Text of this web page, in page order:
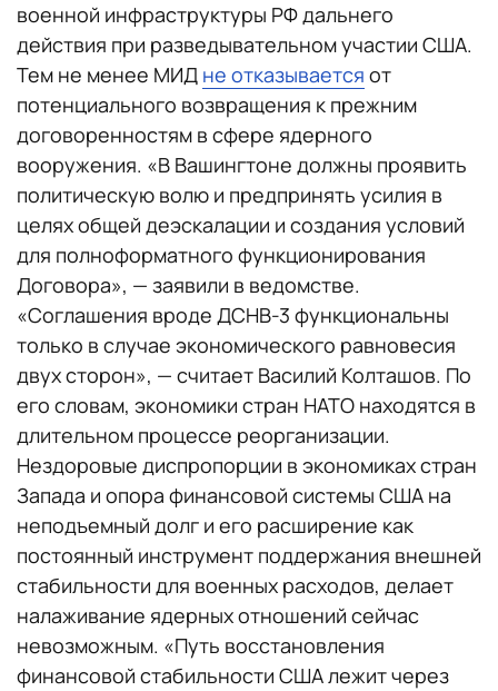
военной инфраструктуры РФ дальнего
действия при разведывательном участии США.
Тем не менее МИД не отказывается от
потенциального возвращения к прежним
договоренностям в сфере ядерного
вооружения. «В Вашингтоне должны проявить
политическую волю и предпринять усилия в
целях общей деэскалации и создания условий
для полноформатного функционирования
Договора», — заявили в ведомстве.
«Соглашения вроде ДСНВ-3 функциональны
только в случае экономического равновесия
двух сторон», — считает Василий Колташов. По
его словам, экономики стран НАТО находятся в
длительном процессе реорганизации.
Нездоровые диспропорции в экономиках стран
Запада и опора финансовой системы США на
неподъемный долг и его расширение как
постоянный инструмент поддержания внешней
стабильности для военных расходов, делает
налаживание ядерных отношений сейчас
невозможным. «Путь восстановления
финансовой стабильности США лежит через